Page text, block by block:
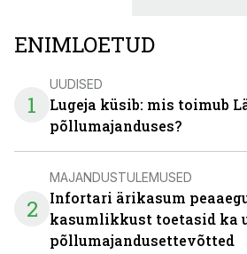
ENIMLOETUD
1
UUDISED
Lugeja küsib: mis toimub
põllumajanduses?
2
MAJANDUSTULEMUSED
Infortari ärikasum
kasumlikkust toetasid ka
põllumajandusettevõtted